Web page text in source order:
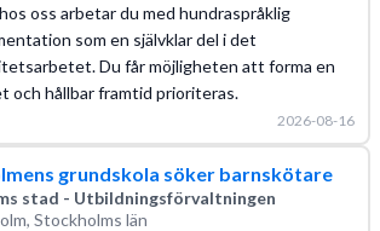
oss arbetar du med hundraspråklig
som en självklar del i det
Du får möjligheten att forma en
och hållbar framtid prioriteras.
2026-08-16
grundskola söker barnskötare
stad - Utbildningsförvaltningen
Stockholms län